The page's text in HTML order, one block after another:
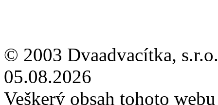
© 2003 Dvaadvacítka,
05.08.2026
Veškerý obsah tohoto